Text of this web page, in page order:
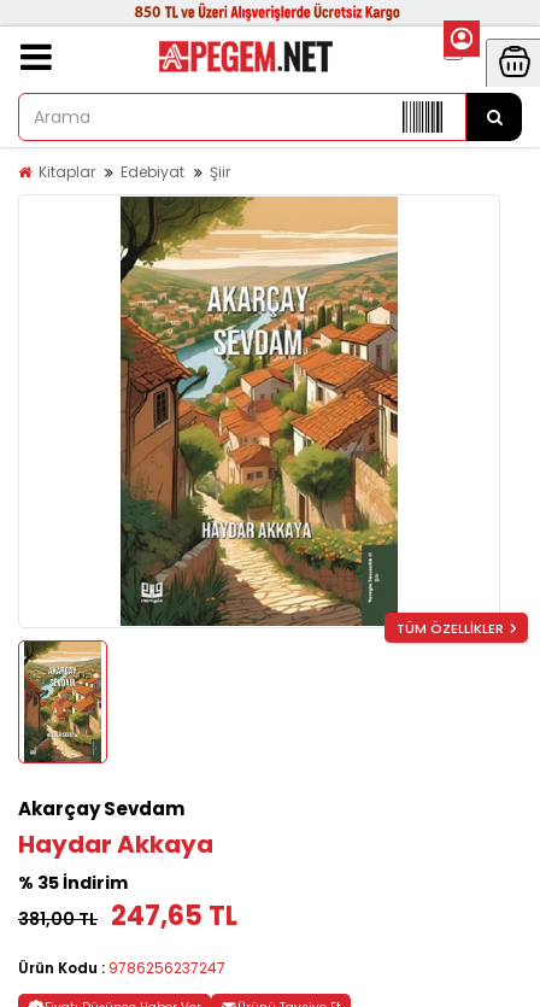
Kitaplar Edebiyat Şiir
TÜM ÖZELLİKLER
Akarçay Sevdam
Haydar Akkaya
% 35 İndirim
381,00 TL 247,65 TL
Ürün Kodu : 9786256237247